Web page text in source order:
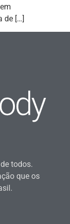
de […]
todos.
que os